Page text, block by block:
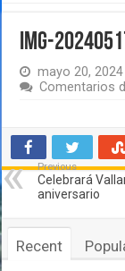
IMG-
mayo 20, 2024
Comentarios
Previous
Celebrará
aniversario
Recent